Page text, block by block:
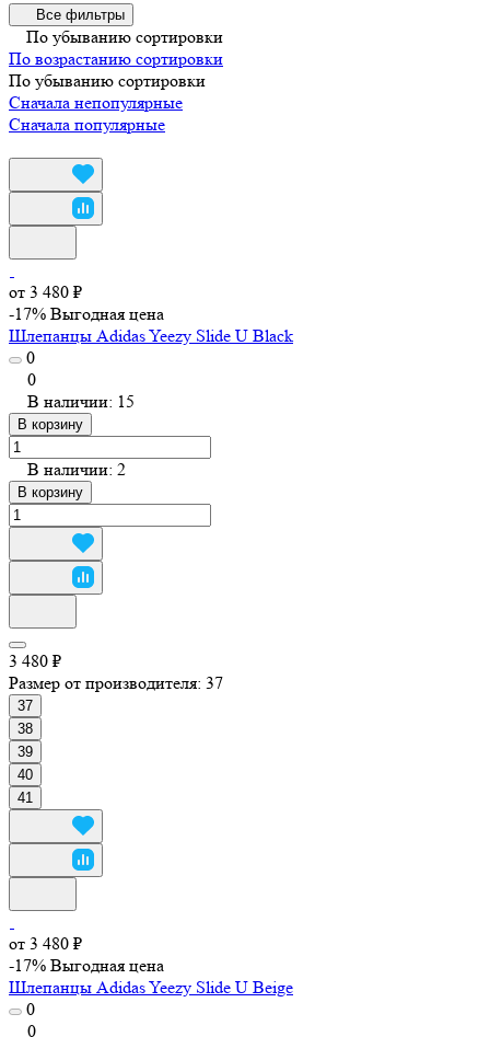
Все фильтры
По убыванию сортировки
По возрастанию сортировки
По убыванию сортировки
Сначала непопулярные
Сначала популярные
от 3 480 ₽
-17% Выгодная цена
Шлепанцы Adidas Yeezy Slide U Black
0
0
В наличии: 15
В корзину
В наличии: 2
В корзину
3 480 ₽
Размер от производителя: 37
37
38
39
40
41
от 3 480 ₽
-17% Выгодная цена
Шлепанцы Adidas Yeezy Slide U Beige
0
0